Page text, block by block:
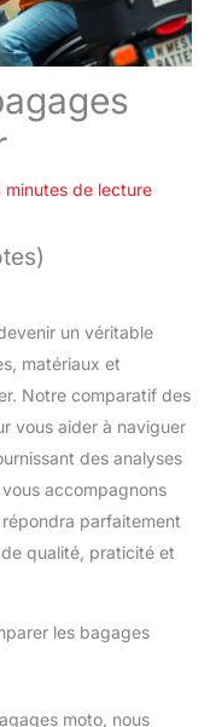
minutes de lecture
un véritable
matériaux et
Notre comparatif des
vous aider à naviguer
des analyses
accompagnons
parfaitement
qualité, praticité et
les bagages
moto, nous